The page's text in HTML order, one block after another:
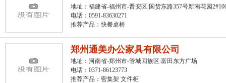
地址：福建省-福州市-晋安区:国货东路357号新南花园
电话：0591-83630271
推荐产品：快餐桌椅
郑州通美办公家具有限公司
地址：河南省-郑州市-管城回族区:富田东方广场
电话：0371-86123773
推荐产品： 密集架 文件柜